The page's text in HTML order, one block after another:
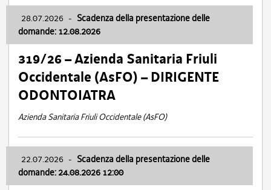
28.07.2026 - Scadenza della presentazione delle
domande: 12.08.2026
319/26 – Azienda Sanitaria Friuli
Occidentale (AsFO) – DIRIGENTE
ODONTOIATRA
Azienda Sanitaria Friuli Occidentale (AsFO)
22.07.2026 - Scadenza della presentazione delle
domande: 24.08.2026 12:00